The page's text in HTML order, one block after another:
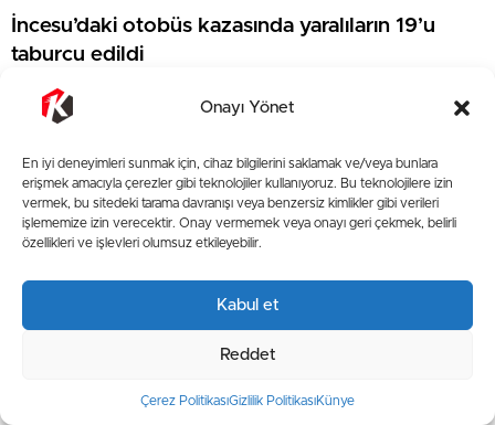
Onayı Yönet
En iyi deneyimleri sunmak için, cihaz bilgilerini saklamak ve/veya bunlara
erişmek amacıyla çerezler gibi teknolojiler kullanıyoruz. Bu teknolojilere izin
vermek, bu sitedeki tarama davranışı veya benzersiz kimlikler gibi verileri
işlememize izin verecektir. Onay vermemek veya onayı geri çekmek, belirli
özellikleri ve işlevleri olumsuz etkileyebilir.
Kabul et
Reddet
Çerez PolitikasıGizlilik PolitikasıKünye
İncesu’daki otobüs kazasında yaralıların 19’u
taburcu edildi